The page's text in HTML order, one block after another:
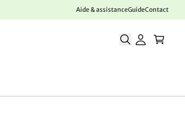
Aide & assistanceGuideContact